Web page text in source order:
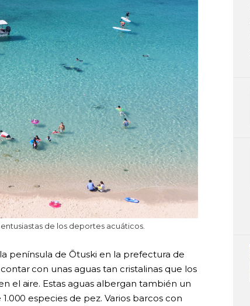
de los deportes acuáticos.
península de Ōtuski en la prefectura de
con unas aguas tan cristalinas que los
el aire. Estas aguas albergan también un
especies de pez. Varios barcos con